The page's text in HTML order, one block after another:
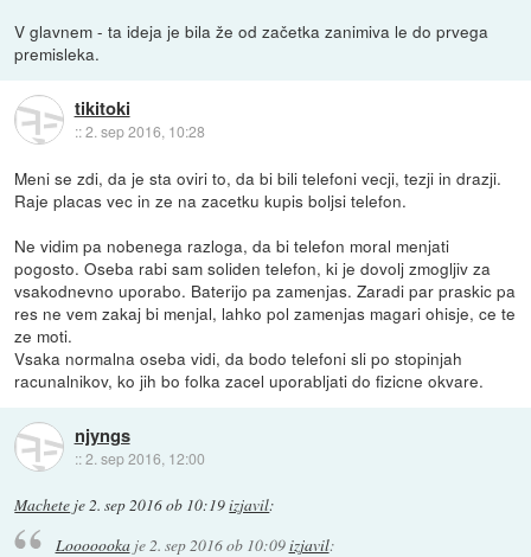
V glavnem - ta ideja je bila že od začetka zanimiva le do prvega
premisleka.
tikitoki
::2. sep 2016, 10:28
Meni se zdi, da je sta oviri to, da bi bili telefoni vecji, tezji in drazji.
Raje placas vec in ze na zacetku kupis boljsi telefon.
Ne vidim pa nobenega razloga, da bi telefon moral menjati
pogosto. Oseba rabi sam soliden telefon, ki je dovolj zmogljiv za
vsakodnevno uporabo. Baterijo pa zamenjas. Zaradi par praskic pa
res ne vem zakaj bi menjal, lahko pol zamenjas magari ohisje, ce te
ze moti.
Vsaka normalna oseba vidi, da bodo telefoni sli po stopinjah
racunalnikov, ko jih bo folka zacel uporabljati do fizicne okvare.
njyngs
::2. sep 2016, 12:00
Machete je2. sep 2016 ob 10:19izjavil:
Looooookaje2. sep 2016 ob 10:09izjavil: